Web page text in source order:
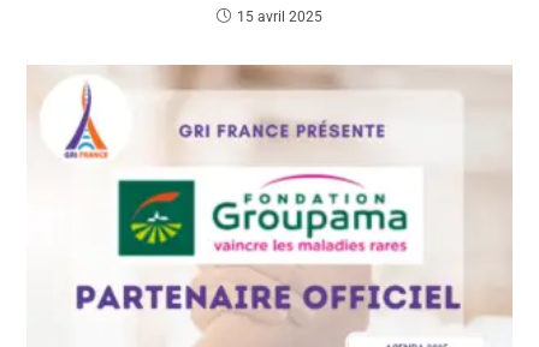
15 avril 2025